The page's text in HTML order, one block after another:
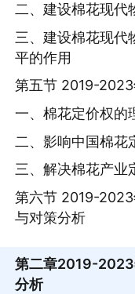
二、建设棉花现代
三、建设棉花现代
平的作用
第五节 2019-
一、棉花定价权的
二、影响中国棉花
三、解决棉花产业
第六节 2019-
与对策分析
第二章2019-2023
分析